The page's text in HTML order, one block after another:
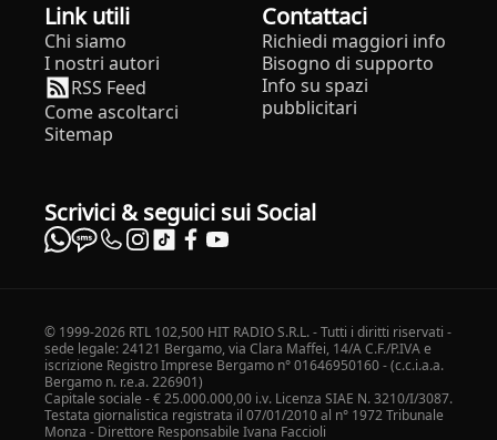
Link utili
Chi siamo
I nostri autori
RSS Feed
Come ascoltarci
Sitemap
Contattaci
Richiedi maggiori info
Bisogno di supporto
Info su spazi
pubblicitari
Scrivici & seguici sui Social
© 1999-2026 RTL 102,500 HIT RADIO S.R.L. - Tutti i diritti riservati -
sede legale: 24121 Bergamo, via Clara Maffei, 14/A C.F./P.IVA e
iscrizione Registro Imprese Bergamo n° 01646950160 - (c.c.i.a.a.
Bergamo n. r.e.a. 226901)
Capitale sociale - € 25.000.000,00 i.v. Licenza SIAE N. 3210/I/3087.
Testata giornalistica registrata il 07/01/2010 al n° 1972 Tribunale
Monza - Direttore Responsabile Ivana Faccioli